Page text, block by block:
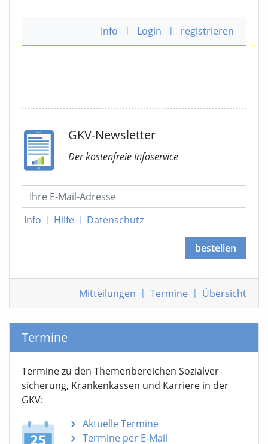
Info | Login | registrieren
GKV-Newsletter
Der kostenfreie Infoservice
Info | Hilfe | Datenschutz
bestellen
Mitteilungen | Termine | Übersicht
Termine
Termine zu den Themen­bereichen Sozialver­
sicherung, Krankenkassen und Karriere in der
GKV:
Aktuelle Termine
Termine per E-Mail